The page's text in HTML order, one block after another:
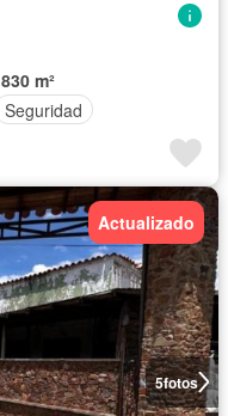
830 m²
Seguridad
5fotos
Actualizado